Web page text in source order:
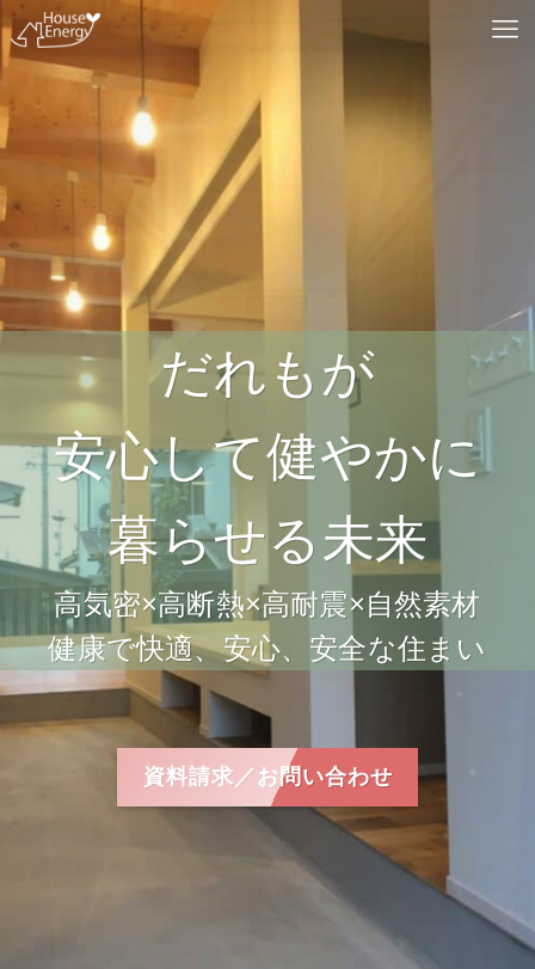
だれもが
安心して健やかに
暮らせる未来
高気密×高断熱×高耐震×自然素材
健康で快適、安心、安全な住まい
資料請求／お問い合わせ